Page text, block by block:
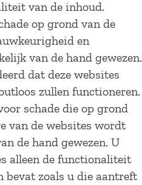
van de inhoud.
op grond van de
en
van de hand gewezen.
dat deze websites
zullen functioneren.
schade die op grond
van de websites wordt
de hand gewezen. U
alleen de functionaliteit
bevat zoals u die aantreft